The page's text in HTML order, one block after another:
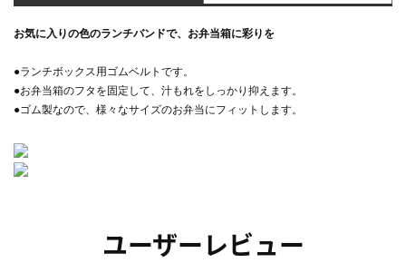
お気に入りの色のランチバンドで、お弁当箱に彩りを
●ランチボックス用ゴムベルトです。
●お弁当箱のフタを固定して、汁もれをしっかり抑えます。
●ゴム製なので、様々なサイズのお弁当にフィットします。
ユーザーレビュー